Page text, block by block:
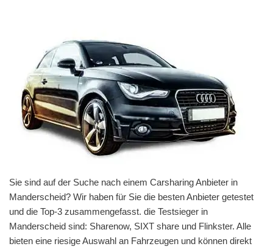
Sie sind auf der Suche nach einem Carsharing Anbieter in
Manderscheid? Wir haben für Sie die besten Anbieter getestet
und die Top-3 zusammengefasst. die Testsieger in
Manderscheid sind: Sharenow, SIXT share und Flinkster. Alle
bieten eine riesige Auswahl an Fahrzeugen und können direkt